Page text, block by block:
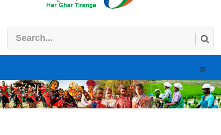
Toggle